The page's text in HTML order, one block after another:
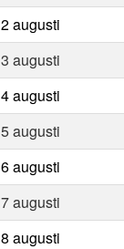
augusti
augusti
augusti
augusti
augusti
augusti
augusti